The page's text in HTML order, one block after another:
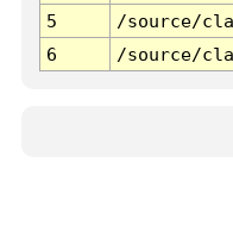
5
/source/
6
/source/